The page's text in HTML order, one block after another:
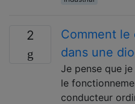
2
Comment
dans une
Je pense que
le
conducteur